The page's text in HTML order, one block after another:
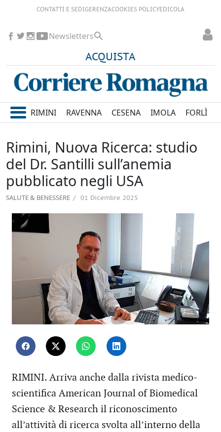
CONTATTI E SEDIGERENZACOOKIES POLICYEDICOLA
ACQUISTA
Newsletters
RIMINI RAVENNA CESENA IMOLA FORLÌ
Rimini, Nuova Ricerca: studio
del Dr. Santilli sull’anemia
pubblicato negli USA
SALUTE & BENESSERE 01 Dicembre 2025
RIMINI. Arriva anche dalla rivista medico-
scientifica American Journal of Biomedical
Science & Research il riconoscimento
all’attività di ricerca svolta all’interno della